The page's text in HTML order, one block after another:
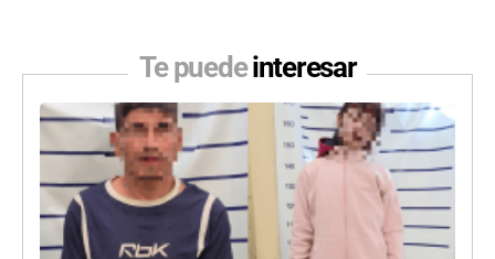
Te puedeinteresar